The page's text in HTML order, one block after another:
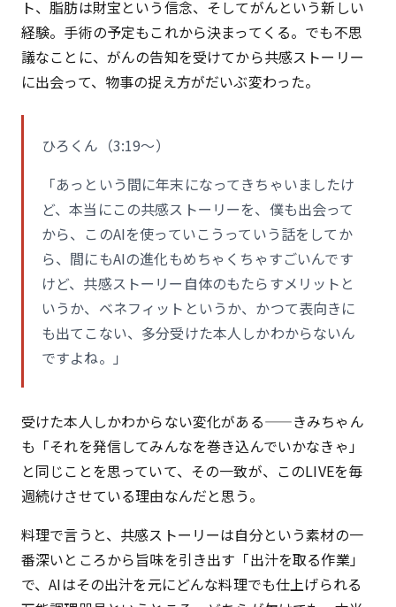
ト、脂肪は財宝という信念、そしてがんという新しい
経験。手術の予定もこれから決まってくる。でも不思
議なことに、がんの告知を受けてから共感ストーリー
に出会って、物事の捉え方がだいぶ変わった。
ひろくん（3:19〜）
「あっという間に年末になってきちゃいましたけ
ど、本当にこの共感ストーリーを、僕も出会って
から、このAIを使っていこうっていう話をしてか
ら、間にもAIの進化もめちゃくちゃすごいんです
けど、共感ストーリー自体のもたらすメリットと
いうか、ベネフィットというか、かつて表向きに
も出てこない、多分受けた本人しかわからないん
ですよね。」
受けた本人しかわからない変化がある——きみちゃん
も「それを発信してみんなを巻き込んでいかなきゃ」
と同じことを思っていて、その一致が、このLIVEを毎
週続けさせている理由なんだと思う。
料理で言うと、共感ストーリーは自分という素材の一
番深いところから旨味を引き出す「出汁を取る作業」
で、AIはその出汁を元にどんな料理でも仕上げられる